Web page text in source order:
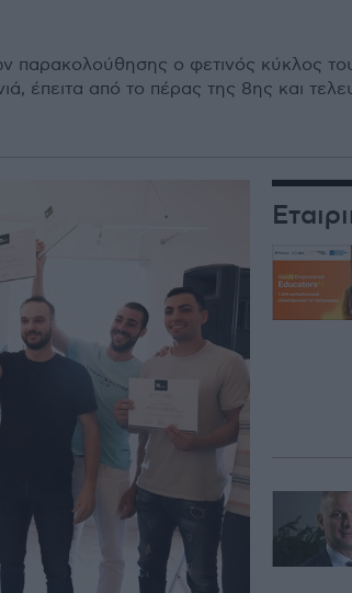
παρακολούθησης ο φετινός κύκλος
έπειτα από το πέρας της 8ης και